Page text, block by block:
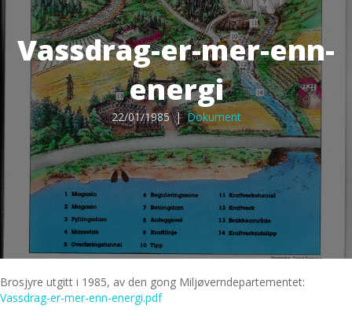
Vassdrag-er-mer-enn-
energi
22/01/1985|Dokument
Brosjyre utgitt i 1985, av den gong Miljøverndepartementet:
Vassdrag-er-mer-enn-energi.pdf